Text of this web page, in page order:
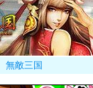
無敵三国